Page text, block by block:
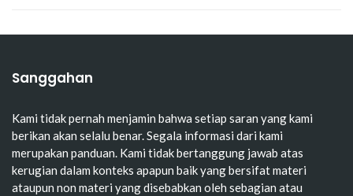
Sanggahan
Kami tidak pernah menjamin bahwa setiap saran yang kami
berikan akan selalu benar. Segala informasi dari kami
merupakan panduan. Kami tidak bertanggung jawab atas
kerugian dalam konteks apapun baik yang bersifat materi
ataupun non materi yang disebabkan oleh sebagian atau